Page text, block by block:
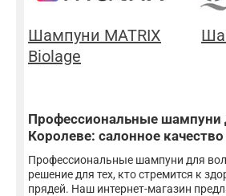
Шампуни MATRIX
Biolage
Профессиональные шампуни
Королеве: салонное
Профессиональные шампуни для
решение для тех, кто стремится к
прядей. Наш интернет-магазин